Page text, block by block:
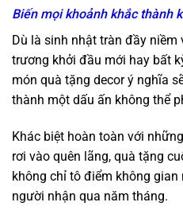
Biến mọi khoảnh khắc thành
Dù là sinh nhật tràn đầy niềm
trương khởi đầu mới hay bất
món quà tặng decor ý nghĩa
thành một dấu ấn không thể
Khác biệt hoàn toàn với
rơi vào quên lãng, quà tặng
không chỉ tô điểm không
người nhận qua năm tháng.